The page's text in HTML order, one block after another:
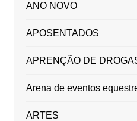
ANO NOVO
APOSENTADOS
APRENÇÃO DE
Arena de eventos
ARTES